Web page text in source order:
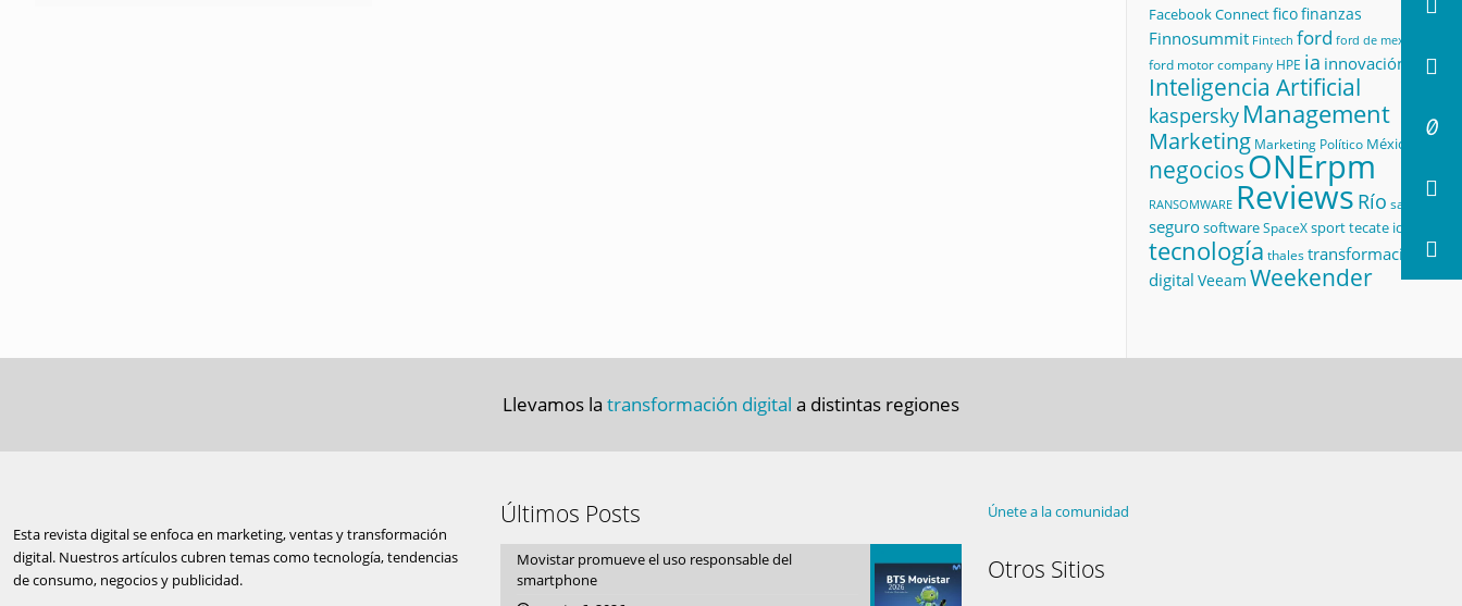
Facebook Connectficofinanzas
Finnosummit Fintech ford ford de mexico
ford motor company HPE ia innovación
Inteligencia Artificial
kaspersky Management
Marketing Marketing Político México
negociosONErpm
RANSOMWARE Reviews Río salud
segurosoftwareSpaceXsporttecate id
tecnología thalestransformación
digital Veeam Weekender
Llevamos la transformación digital a distintas regiones
Esta revista digital se enfoca en marketing, ventas y transformación
digital. Nuestros artículos cubren temas como tecnología, tendencias
de consumo, negocios y publicidad.
Últimos Posts
Movistar promueve el uso responsable del
smartphone
Únete a la comunidad
Otros Sitios